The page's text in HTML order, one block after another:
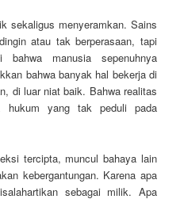
sekaligus menyeramkan. Sains
atau tak berperasaan, tapi
manusia sepenuhnya
bahwa banyak hal bekerja di
di luar niat baik. Bahwa realitas
hukum yang tak peduli pada
tercipta, muncul bahaya lain
kebergantungan. Karena apa
sebagai milik. Apa